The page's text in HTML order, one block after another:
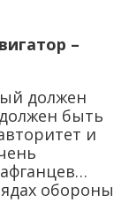
–
должен
быть
и
обороны